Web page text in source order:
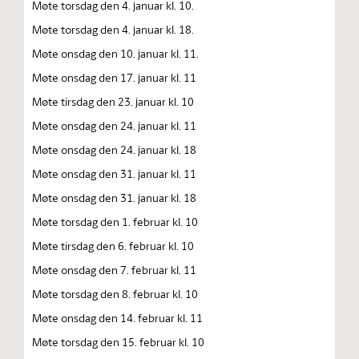
Møte torsdag den 4. januar kl. 10.
Møte torsdag den 4. januar kl. 18.
Møte onsdag den 10. januar kl. 11.
Møte onsdag den 17. januar kl. 11
Møte tirsdag den 23. januar kl. 10
Møte onsdag den 24. januar kl. 11
Møte onsdag den 24. januar kl. 18
Møte onsdag den 31. januar kl. 11
Møte onsdag den 31. januar kl. 18
Møte torsdag den 1. februar kl. 10
Møte tirsdag den 6. februar kl. 10
Møte onsdag den 7. februar kl. 11
Møte torsdag den 8. februar kl. 10
Møte onsdag den 14. februar kl. 11
Møte torsdag den 15. februar kl. 10